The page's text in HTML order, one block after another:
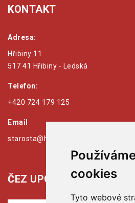
cookies
Tyto webové
KONTAKT
Adresa:
Hřibiny 11
517 41 Hřibiny - Ledská
Telefon:
+420 724 179 125
Email
starosta@hribiny-ledska.cz
ČEZ UPOZORŇUJE: